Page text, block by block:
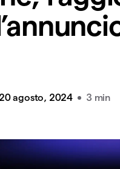
20 agosto, 2024 3 min